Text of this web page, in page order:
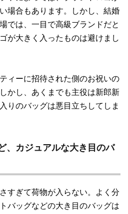
場合もあります。しかし、結婚
では、一目で高級ブランドだと
が大きく入ったものは避けまし
ィーに招待された側のお祝いの
かし、あくまでも主役は新郎新
りのバッグは悪目立ちしてしま
、カジュアルな大き目のバ
すぎて荷物が入らない。よく分
バッグなどの大き目のバッグは